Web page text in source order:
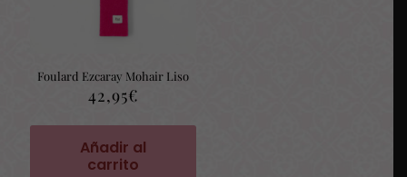
Foulard Ezcaray Mohair Liso
42,95€
Añadir al
carrito